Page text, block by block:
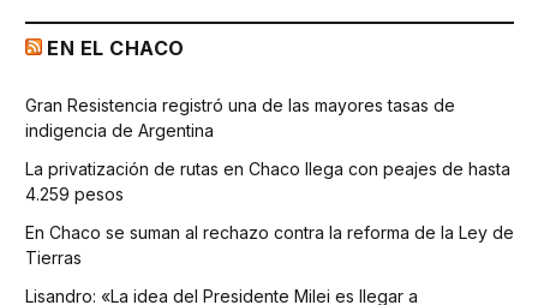
EN EL CHACO
Gran Resistencia registró una de las mayores tasas de
indigencia de Argentina
La privatización de rutas en Chaco llega con peajes de hasta
4.259 pesos
En Chaco se suman al rechazo contra la reforma de la Ley de
Tierras
Lisandro: «La idea del Presidente Milei es llegar a